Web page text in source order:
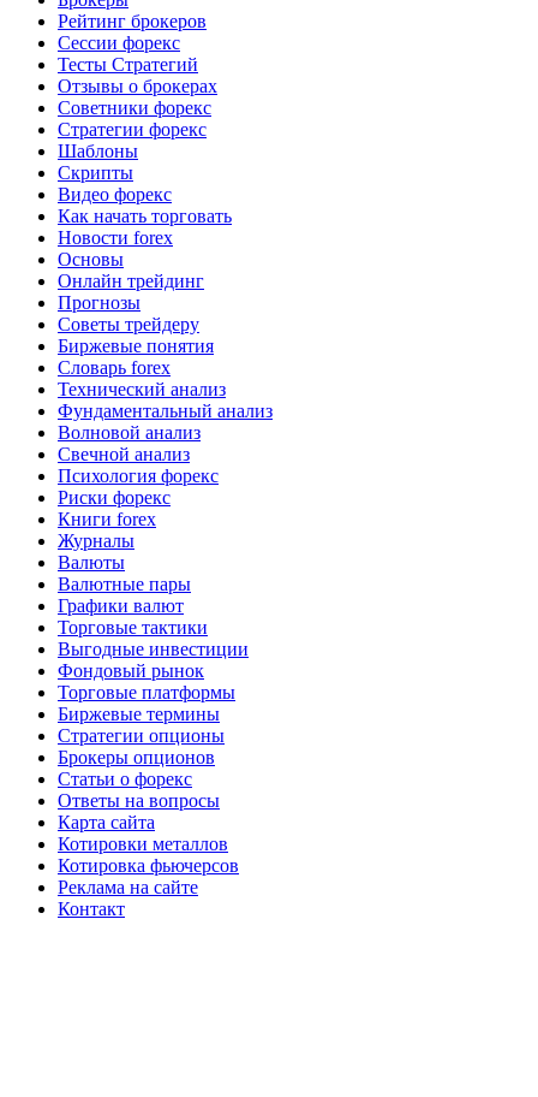
Рейтинг брокеров
Сессии форекс
Тесты Стратегий
Отзывы о брокерах
Советники форекс
Стратегии форекс
Шаблоны
Скрипты
Видео форекс
Как начать торговать
Новости forex
Основы
Онлайн трейдинг
Прогнозы
Советы трейдеру
Биржевые понятия
Словарь forex
Технический анализ
Фундаментальный анализ
Волновой анализ
Свечной анализ
Психология форекс
Риски форекс
Книги forex
Журналы
Валюты
Валютные пары
Графики валют
Торговые тактики
Выгодные инвестиции
Фондовый рынок
Торговые платформы
Биржевые термины
Стратегии опционы
Брокеры опционов
Статьи о форекс
Ответы на вопросы
Карта сайта
Котировки металлов
Котировка фьючерсов
Реклама на сайте
Контакт